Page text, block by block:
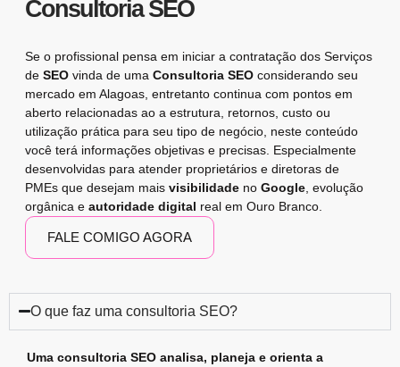
Consultoria SEO
Se o profissional pensa em iniciar a contratação dos Serviços
de SEO vinda de uma Consultoria SEO considerando seu
mercado em Alagoas, entretanto continua com pontos em
aberto relacionadas ao a estrutura, retornos, custo ou
utilização prática para seu tipo de negócio, neste conteúdo
você terá informações objetivas e precisas. Especialmente
desenvolvidas para atender proprietários e diretoras de
PMEs que desejam mais visibilidade no Google , evolução
orgânica e autoridade digital real em Ouro Branco.
FALE COMIGO AGORA
O que faz uma consultoria SEO?
Uma consultoria SEO analisa, planeja e orienta a